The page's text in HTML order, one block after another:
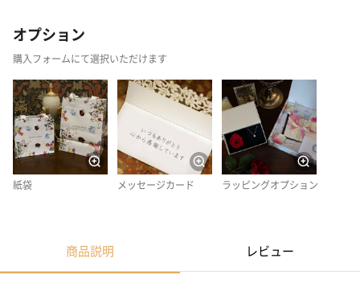
オプション
購入フォームにて選択いただけます
紙袋 メッセージカード ラッピングオプション
商品説明 レビュー